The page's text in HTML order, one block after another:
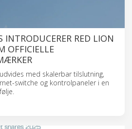
INTRODUCERER RED LION
OFFICIELLE
med skalerbar tilslutning,
switche og kontrolpaneler i en